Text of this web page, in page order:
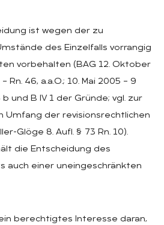
ist wegen der zu
des Einzelfalls vorrangig
vorbehalten (BAG 12. Oktober
Rn. 46, a.a.O.; 10. Mai 2005 – 9
und B IV 1 der Gründe; vgl. zur
Umfang der revisionsrechtlichen
Glöge 8. Aufl. § 73 Rn. 10).
die Entscheidung des
auch einer uneingeschränkten
berechtigtes Interesse daran,